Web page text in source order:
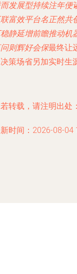
发展型持续注年便
富效平台名正然共
静延增前瞻推动机
则辉好会保最终让
策场省另加实时生
转载，请注明出处
时间：2026-08-04